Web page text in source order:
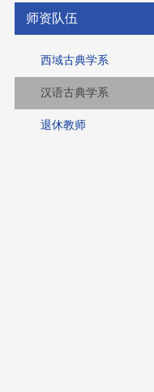
师资队伍
西域古典学系
汉语古典学系
退休教师